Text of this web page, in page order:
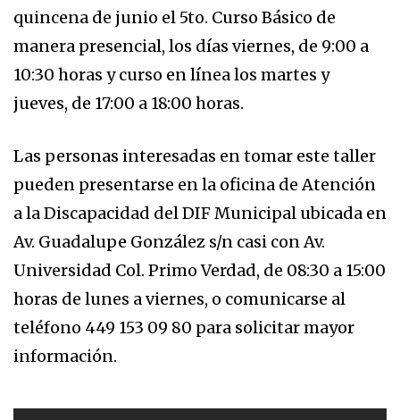
quincena de junio el 5to. Curso Básico de
manera presencial, los días viernes, de 9:00 a
10:30 horas y curso en línea los martes y
jueves, de 17:00 a 18:00 horas.
Las personas interesadas en tomar este taller
pueden presentarse en la oficina de Atención
a la Discapacidad del DIF Municipal ubicada en
Av. Guadalupe González s/n casi con Av.
Universidad Col. Primo Verdad, de 08:30 a 15:00
horas de lunes a viernes, o comunicarse al
teléfono 449 153 09 80 para solicitar mayor
información.